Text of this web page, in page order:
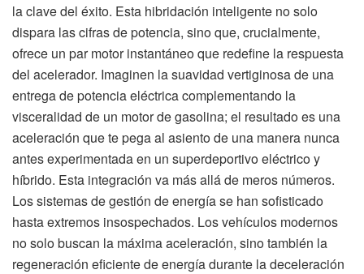
la clave del éxito. Esta hibridación inteligente no solo
dispara las cifras de potencia, sino que, crucialmente,
ofrece un par motor instantáneo que redefine la respuesta
del acelerador. Imaginen la suavidad vertiginosa de una
entrega de potencia eléctrica complementando la
visceralidad de un motor de gasolina; el resultado es una
aceleración que te pega al asiento de una manera nunca
antes experimentada en un superdeportivo eléctrico y
híbrido. Esta integración va más allá de meros números.
Los sistemas de gestión de energía se han sofisticado
hasta extremos insospechados. Los vehículos modernos
no solo buscan la máxima aceleración, sino también la
regeneración eficiente de energía durante la deceleración